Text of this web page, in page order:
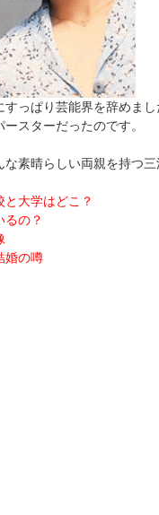
すっぱり芸能界を辞めま
スターだったのです。
な素晴らしい両親を持つ
と大学はどこ？
るの？
婚の噂